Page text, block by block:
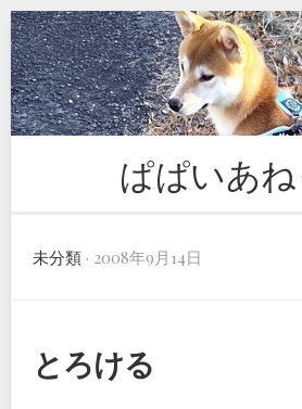
Skip
to
content
ぱぱいあね
未分類 · 2008年9月14日
とろける